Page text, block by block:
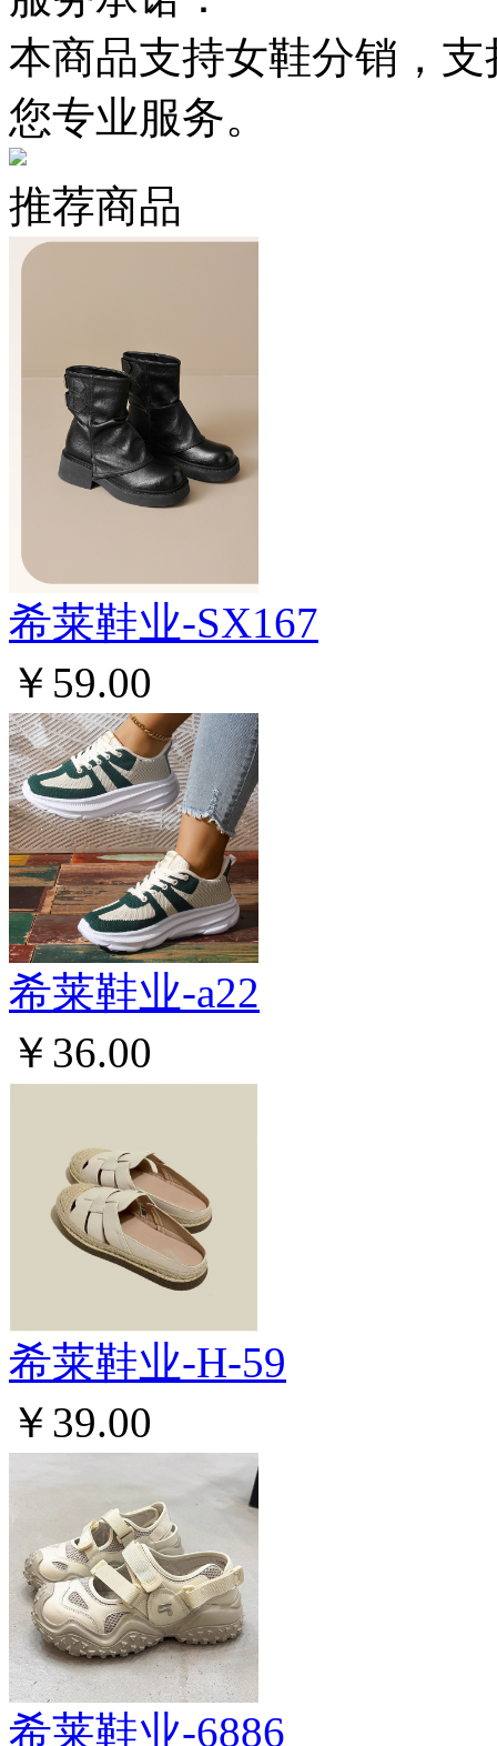
本商品支持女鞋分销，
您专业服务。
推荐商品
希莱鞋业-SX167
￥59.00
希莱鞋业-a22
￥36.00
希莱鞋业-H-59
￥39.00
希莱鞋业-6886